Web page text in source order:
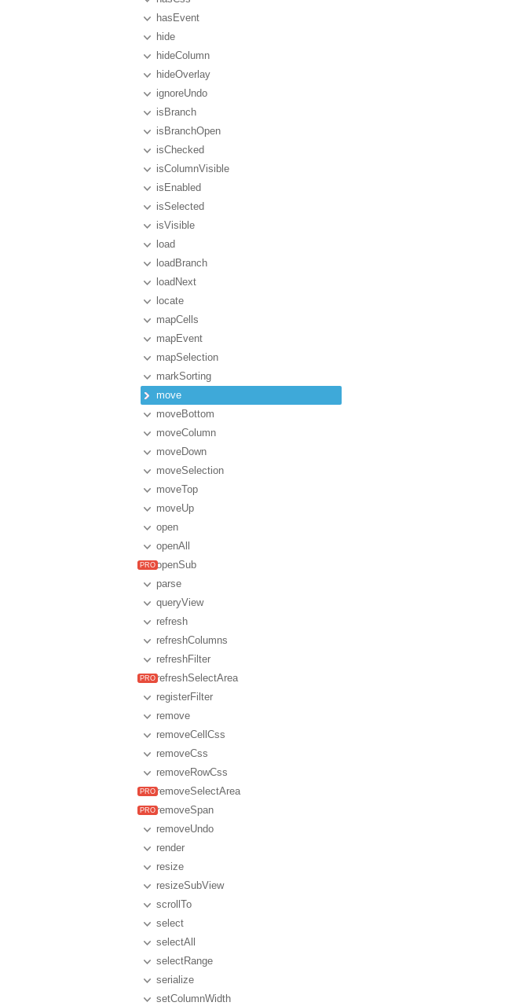
hasEvent
hide
hideColumn
hideOverlay
ignoreUndo
isBranch
isBranchOpen
isChecked
isColumnVisible
isEnabled
isSelected
isVisible
load
loadBranch
loadNext
locate
mapCells
mapEvent
mapSelection
markSorting
move
moveBottom
moveColumn
moveDown
moveSelection
moveTop
moveUp
open
openAll
openSub
parse
queryView
refresh
refreshColumns
refreshFilter
refreshSelectArea
registerFilter
remove
removeCellCss
removeCss
removeRowCss
removeSelectArea
removeSpan
removeUndo
render
resize
resizeSubView
scrollTo
select
selectAll
selectRange
serialize
setColumnWidth